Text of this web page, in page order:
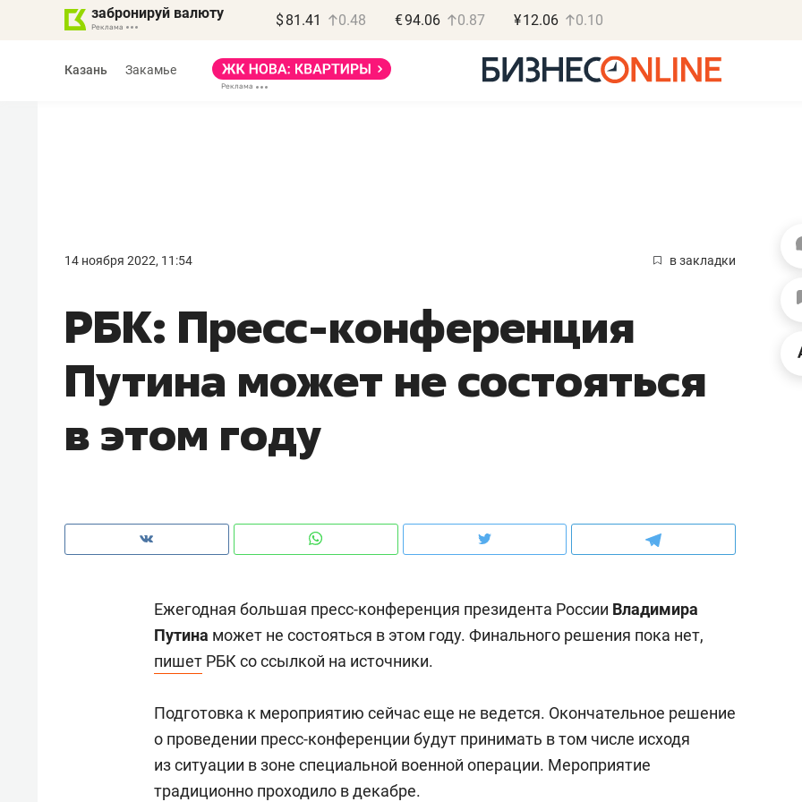
забронируй валюту $ 81.41 0.48 €94.06 0.87 ¥12.06 0.10
Казань Закамье
14 ноября 2022, 11:54 в закладки
РБК: Пресс-конференция
Путина может не состояться
в этом году
Ежегодная большая пресс-конференция президента России Владимира
Путина может не состояться в этом году. Финального решения пока нет,
пишет РБК со ссылкой на источники.
Подготовка к мероприятию сейчас еще не ведется. Окончательное решение
о проведении пресс-конференции будут принимать в том числе исходя
из ситуации в зоне специальной военной операции. Мероприятие
традиционно проходило в декабре.
«Не зная
потерять
Как бизнесу выйти на
150 камер до квартиры и Face
ID вместо ключа: какой будет
безопасность в ЖК «Нова»
Опыт выживания в дикой
природе, работа
с ментальным и физическим
Рекомендуем
и вагон с чак-чаком: как